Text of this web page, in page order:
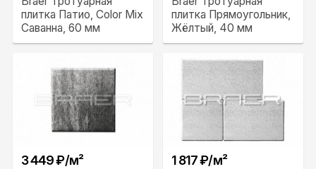
плитка Патио, Color Mix
Саванна, 60 мм
плитка Прямоугольник,
Жёлтый, 40 мм
3 449 ₽/м² 1 817 ₽/м²